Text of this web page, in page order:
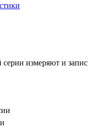
измеряют и